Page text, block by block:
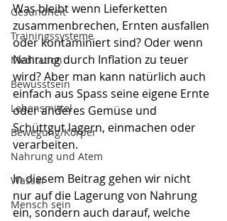
Gesundheit
Trainingssysteme
Meditation
Bewusstsein
Lebensmittel
Bewegung/Körper
Nahrung und Atem
Wasser
Mensch sein
Was bleibt wenn Lieferketten
zusammenbrechen, Ernten ausfallen
oder kontaminiert sind? Oder wenn
Nahrung durch Inflation zu teuer
wird? Aber man kann natürlich auch
einfach aus Spass seine eigene Ernte
oder anderes Gemüse und
Schüttgut lagern, einmachen oder
verarbeiten.
In diesem Beitrag gehen wir nicht
nur auf die Lagerung von Nahrung
ein, sondern auch darauf, welche